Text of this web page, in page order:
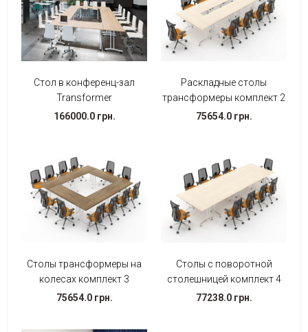
Стол в конференц-зал
Transformer
166000.0 грн.
Раскладные столы
трансформеры комплект 2
75654.0 грн.
Столы трансформеры на
колесах комплект 3
75654.0 грн.
Столы с поворотной
столешницей комплект 4
77238.0 грн.